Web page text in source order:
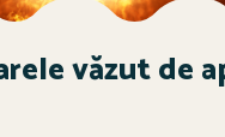
văzut de